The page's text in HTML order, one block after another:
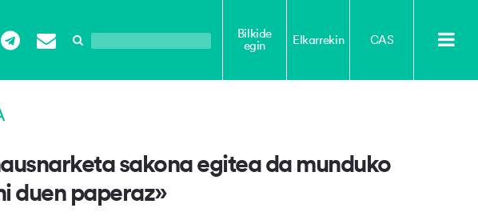
Telegram
Email
Bilkide
egin
Elkarrekin CAS
sakona egitea da munduko
duen paperaz»